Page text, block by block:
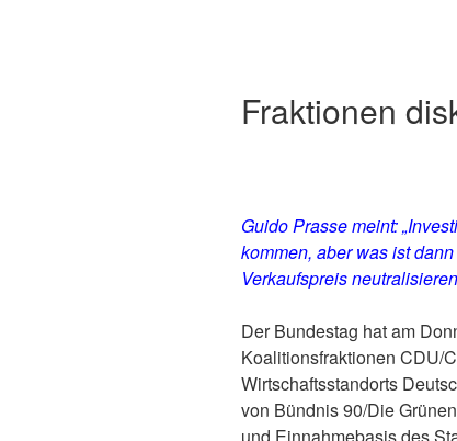
Fraktionen
Guido Prasse meint:
kommen, aber was ist
Verkaufspreis
Der Bundestag hat am
Koalitionsfraktionen CDU/
Wirtschaftsstandorts
von Bündnis 90/Die
und Einnahmebasis des